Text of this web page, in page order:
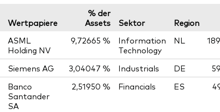
Wertpapiere
% der
Assets
Sektor
Region
ASML
Holding NV
9,72665 %
Information
Technology
NL
Siemens AG 3,04047 % Industrials DE
Banco
Santander
SA
2,51950 % Financials ES